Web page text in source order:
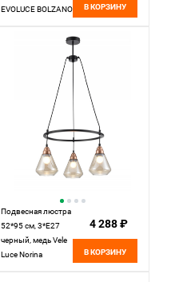
EVOLUCE BOLZANO
В КОРЗИНУ
Подвесная люстра
52*95 см, 3*E27
черный, медь Vele
Luce Norina
4 288 ₽
В КОРЗИНУ